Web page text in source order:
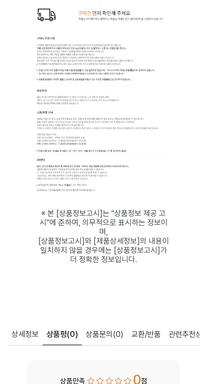
※ 본 [상품정보고시]는 "상품정보 제공 고
시"에 준하여, 의무적으로 표시하는 정보이
며,
[상품정보고시]와 [제품상세정보]의 내용이
일치하지 않을 경우에는 [상품정보고시]가
더 정확한 정보입니다.
상세정보 상품평(0) 상품문의 (0) 교환/반품 관련추천상품
상품만족 0점